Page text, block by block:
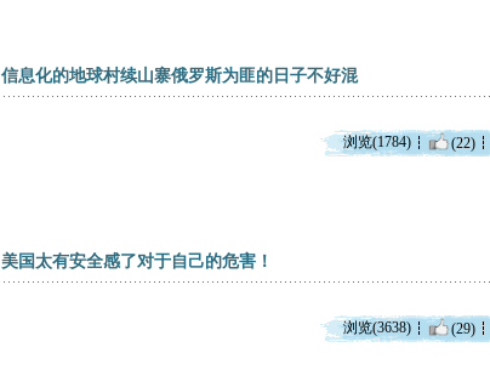
信息化的地球村续山寨俄罗斯为匪的日子不好混
浏览(1784) (22)
美国太有安全感了对于自己的危害！
浏览(3638) (29)